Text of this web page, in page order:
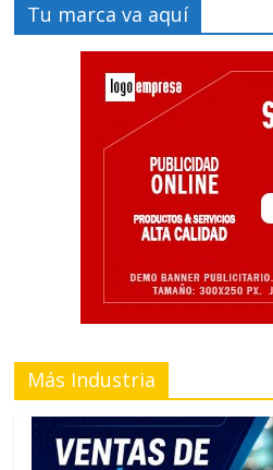
Tu marca va aquí
Más Industria